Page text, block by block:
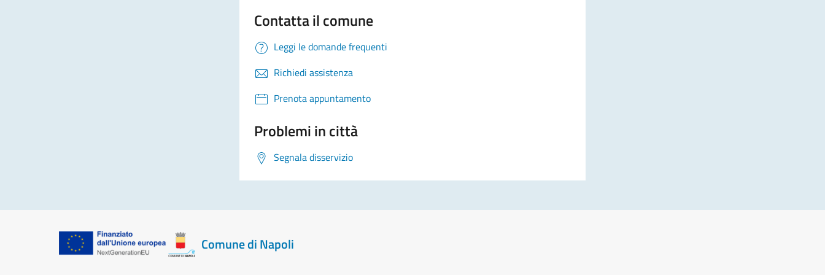
Contatta il comune
Leggi le domande frequenti
Richiedi assistenza
Prenota appuntamento
Problemi in città
Segnala disservizio
Comune di Napoli